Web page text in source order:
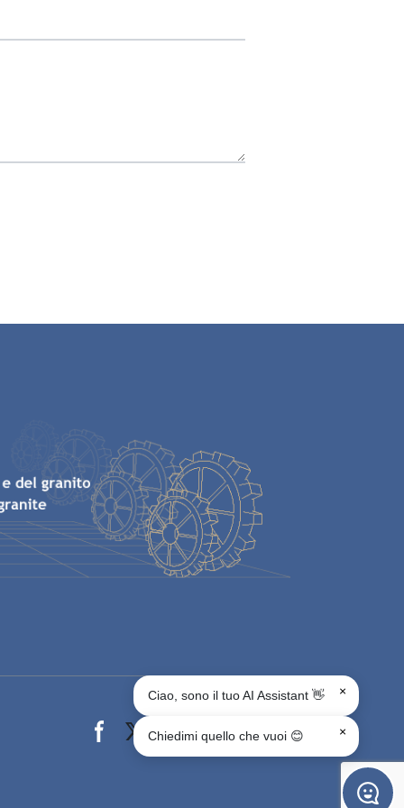
Facebook page
X pageInstagram page
youtube page
Linkedin page
whats app page
Ciao, sono il tuo AI Assistant 👋 ×
Chiedimi quello che vuoi 😊 ×